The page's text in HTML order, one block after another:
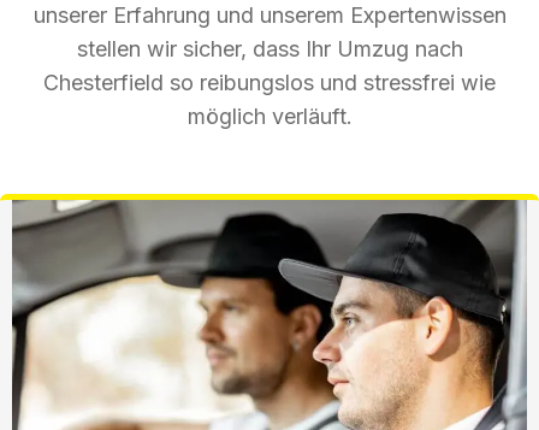
unserer Erfahrung und unserem Expertenwissen
stellen wir sicher, dass Ihr Umzug nach
Chesterfield so reibungslos und stressfrei wie
möglich verläuft.